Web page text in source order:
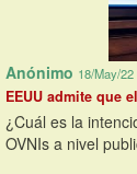
Anónimo 18/May/
EEUU admite que
¿Cuál es la
OVNIs a nivel